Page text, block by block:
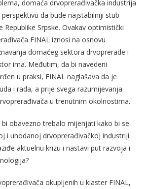
domaća drvoprerađivačka industrija
da bude najstabilniji stub
Republike Srpske. Ovakav optimistički
FINAL iznosi na osnovu
domaćeg sektora drvoprerade i
ima. Međutim, da bi navedeni
u praksi, FINAL naglašava da je
i rada, a prije svega razumijevanja
u trenutnim okolnostima.
obavezno trebalo mijenjati kako bi se
i uhodanoj drvoprerađivačkoj industriji
aktuelnu krizu i nastavi put razvoja i
okupljenih u klaster FINAL,